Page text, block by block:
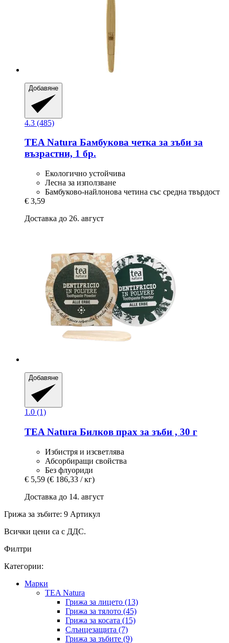
Добавяне
4.3 (485)
TEA Natura Бамбукова четка за зъби за
възрастни, 1 бр.
Екологично устойчивa
Лесна за използване
Бамбуково-найлонова четина със средна твърдост
€ 3,59
Доставка до 26. август
Добавяне
1.0 (1)
TEA Natura Билков прах за зъби , 30 г
Избистря и изсветлява
Абсорбиращи свойства
Без флуориди
€ 5,59 (€ 186,33 / кг)
Доставка до 14. август
Грижа за зъбите: 9 Артикул
Всички цени са с ДДС.
Филтри
Категории:
Марки
TEA Natura
Грижа за лицето (13)
Грижа за тялото (45)
Грижа за косата (15)
Слънцезащита (7)
Грижа за зъбите (9)